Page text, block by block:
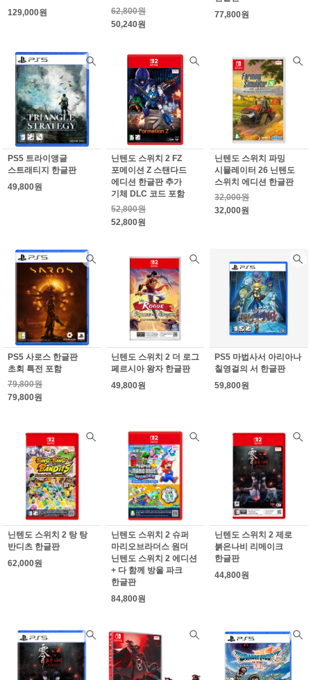
129,000원
62,800원
50,240원
77,800원
PS5 트라이앵글
스트래티지 한글판
49,800원
닌텐도 스위치 2 FZ
포메이션 Z 스탠다드
에디션 한글판 추가
기체 DLC 코드 포함
52,800원
52,800원
닌텐도 스위치 파밍
시뮬레이터 26 닌텐도
스위치 에디션 한글판
32,000원
32,000원
PS5 사로스 한글판
초회 특전 포함
79,800원
79,800원
닌텐도 스위치 2 더 로그
페르시아 왕자 한글판
49,800원
PS5 마법사서 아리아나
칠영걸의 서 한글판
59,800원
닌텐도 스위치 2 탕 탕
반디츠 한글판
62,000원
닌텐도 스위치 2 슈퍼
마리오브라더스 원더
닌텐도 스위치 2 에디션
+ 다 함께 방울 파크
한글판
84,800원
닌텐도 스위치 2 제로
붉은나비 리메이크
한글판
44,800원